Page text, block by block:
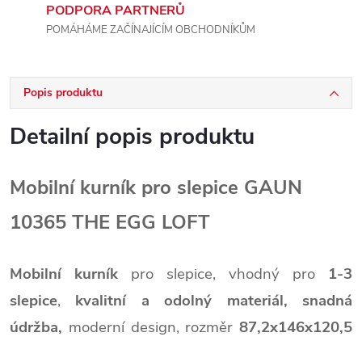
PODPORA PARTNERŮ
POMÁHÁME ZAČÍNAJÍCÍM OBCHODNÍKŮM
Popis produktu
Detailní popis produktu
Mobilní kurník pro slepice GAUN
10365 THE EGG LOFT
Mobilní kurník pro slepice, vhodný pro 1-3
slepice, kvalitní a odolný materiál,snadná
údržba, moderní design, rozměr 87,2x146x120,5